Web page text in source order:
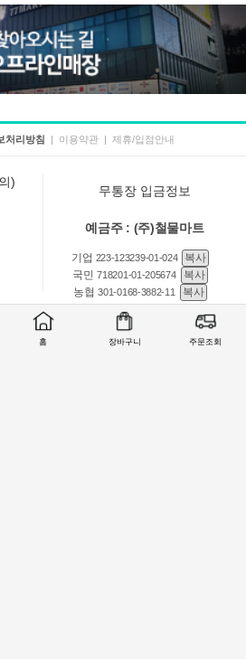
홈 장바구니 주문조회
처리방침 이용약관 제휴/입점안내
)
무통장 입금정보
예금주 : (주)철물마트
기업 223-123239-01-024
복사
국민718201-01-205674
복사
농협301-0168-3882-11 복사
상품 및 사용방법 문의